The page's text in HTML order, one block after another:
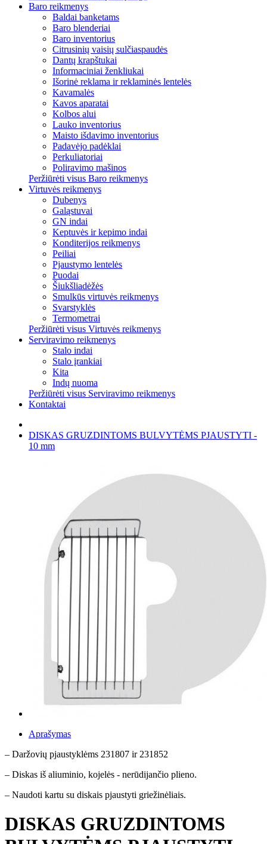
Baro reikmenys
Baldai banketams
Baro blenderiai
Baro inventorius
Citrusinių vaisių sulčiaspaudės
Dantų krapštukai
Informaciniai ženkliukai
Išorinė reklama ir reklaminės lentelės
Kavamalės
Kavos aparatai
Kolbos alui
Lauko inventorius
Maisto išdavimo inventorius
Padavėjo padėklai
Perkuliatoriai
Poliravimo mašinos
Peržiūrėti visus Baro reikmenys
Virtuvės reikmenys
Dubenys
Galąstuvai
GN indai
Keptuvės ir kepimo indai
Konditerijos reikmenys
Peiliai
Pjaustymo lentelės
Puodai
Šiukšliadėžės
Smulkūs virtuvės reikmenys
Svarstyklės
Termometrai
Peržiūrėti visus Virtuvės reikmenys
Serviravimo reikmenys
Stalo indai
Stalo įrankiai
Kita
Indų nuoma
Peržiūrėti visus Serviravimo reikmenys
Kontaktai
DISKAS GRUZDINTOMS BULVYTĖMS PJAUSTYTI -
10 mm
Aprašymas
– Daržovių pjaustyklėms 231807 ir 231852
– Diskas iš aliuminio, kojelės - nerūdijančio plieno.
– Naudoti kartu su diskais pjaustyti griežinėliais.
DISKAS GRUZDINTOMS